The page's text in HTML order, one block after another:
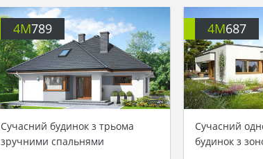
4M789
Сучасний будинок з трьома
зручними спальнями
4M687
Сучасний
будинок з